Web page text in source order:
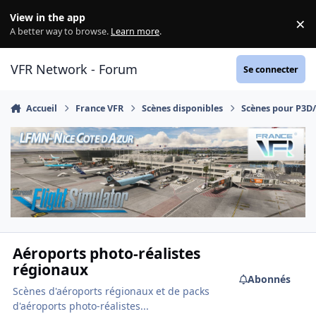
View in the app
A better way to browse. Learn more. ×
VFR Network - Forum Se connecter
Accueil France VFR Scènes disponibles Scènes pour
Aéroports photo-réalistes
régionaux
Scènes d'aéroports régionaux et de packs
d'aéroports photo-réalistes...
Abonnés